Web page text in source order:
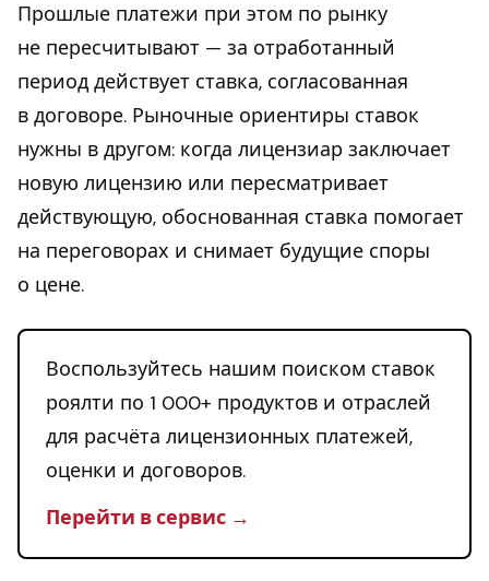
Прошлые платежи при этом по рынку
не пересчитывают — за отработанный
период действует ставка, согласованная
в договоре. Рыночные ориентиры ставок
нужны в другом: когда лицензиар заключает
новую лицензию или пересматривает
действующую, обоснованная ставка помогает
на переговорах и снимает будущие споры
о цене.
Воспользуйтесь нашим поиском ставок
роялти по 1 000+ продуктов и отраслей
для расчёта лицензионных платежей,
оценки и договоров.
Перейти в сервис →